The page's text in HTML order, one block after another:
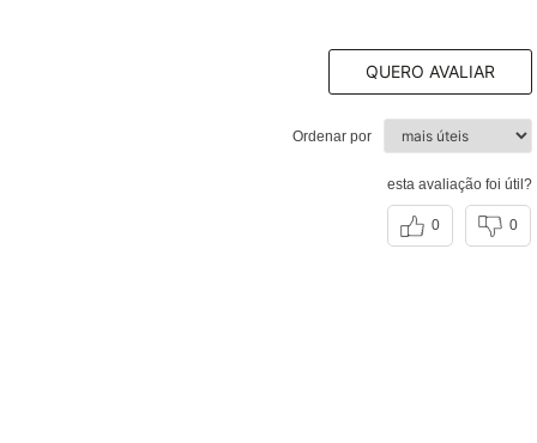
QUERO AVALIAR
Ordenar por
esta avaliação foi útil?
0 0